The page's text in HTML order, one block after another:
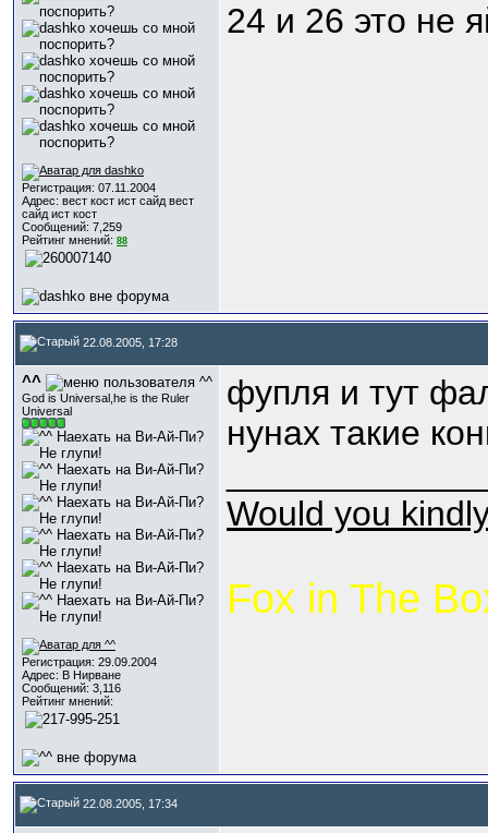
Регистрация: 07.11.2004
Адрес: вест кост ист сайд вест
сайд ист кост
Сообщений: 7,259
Рейтинг мнений: 88
24 и 26 это не
22.08.2005, 17:28
^^
God is Universal,he is the Ruler
Universal
Регистрация: 29.09.2004
Адрес: В Нирване
Сообщений: 3,116
Рейтинг мнений:
фупля и тут
нунах такие
Would you
Fox in The
22.08.2005, 17:34